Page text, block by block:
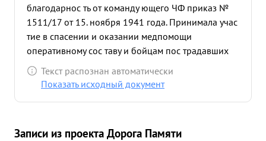
благодарнос ть от команду ющего ЧФ приказ №
1511/17 от 15. ноября 1941 года. Принимала учас
тие в спасении и оказании медпомощи
оперативному сос таву и бойцам пос традавших
от налета вражеской авиации в период обороны
гор. Севастополя. С мая месяца 1943 года
Текст распознан автоматически
Показать исходный документ
Записи из проекта Дорога Памяти